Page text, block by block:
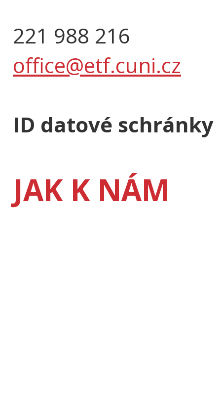
221 988 216
office@etf.cuni.cz
ID datové schránky
JAK K NÁM